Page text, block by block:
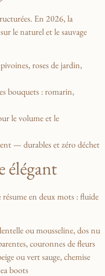
En 2026, la
lenaturel et le sauvage
roses de jardin,
bouquets : romarin,
le volume et le
— durables et zéro déchet
élégant
résume en deux mots :fluide
ou mousseline, dos nu
couronnes de fleurs
ou vert sauge, chemise
boots